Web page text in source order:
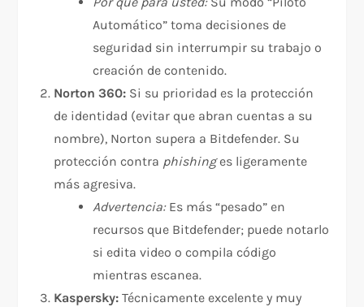
Automático” toma decisiones de
seguridad sin interrumpir su trabajo o
creación de contenido.​​
Norton 360: Si su prioridad es la protección
de identidad (evitar que abran cuentas a su
nombre), Norton supera a Bitdefender. Su
protección contra phishinges ligeramente
más agresiva.
Advertencia:Es más “pesado” en
recursos que Bitdefender; puede notarlo
si edita video o compila código
mientras escanea.​
Kaspersky: Técnicamente excelente y muy